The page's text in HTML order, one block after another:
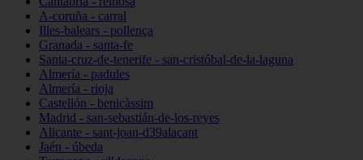
A-coruña - carral
Illes-balears - pollença
Granada - santa-fe
Santa-cruz-de-tenerife - san-cristóbal-de-la-laguna
Almería - padules
Almería - rioja
Castellón - benicàssim
Madrid - san-sebastián-de-los-reyes
Alicante - sant-joan-d39alacant
Jaén - úbeda